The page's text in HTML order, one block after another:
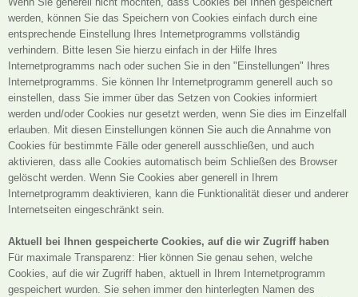
werden, können Sie das Speichern von Cookies einfach durch eine
entsprechende Einstellung Ihres Internetprogramms vollständig
verhindern. Bitte lesen Sie hierzu einfach in der Hilfe Ihres
Internetprogramms nach oder suchen Sie in den "Einstellungen" Ihres
Internetprogramms. Sie können Ihr Internetprogramm generell auch so
einstellen, dass Sie immer über das Setzen von Cookies informiert
werden und/oder Cookies nur gesetzt werden, wenn Sie dies im Einzelfall
erlauben. Mit diesen Einstellungen können Sie auch die Annahme von
Cookies für bestimmte Fälle oder generell ausschließen, und auch
aktivieren, dass alle Cookies automatisch beim Schließen des Browser
gelöscht werden. Wenn Sie Cookies aber generell in Ihrem
Internetprogramm deaktivieren, kann die Funktionalität dieser und anderer
Internetseiten eingeschränkt sein.
Aktuell bei Ihnen gespeicherte Cookies, auf die wir Zugriff haben
Für maximale Transparenz: Hier können Sie genau sehen, welche
Cookies, auf die wir Zugriff haben, aktuell in Ihrem Internetprogramm
gespeichert wurden. Sie sehen immer den hinterlegten Namen des